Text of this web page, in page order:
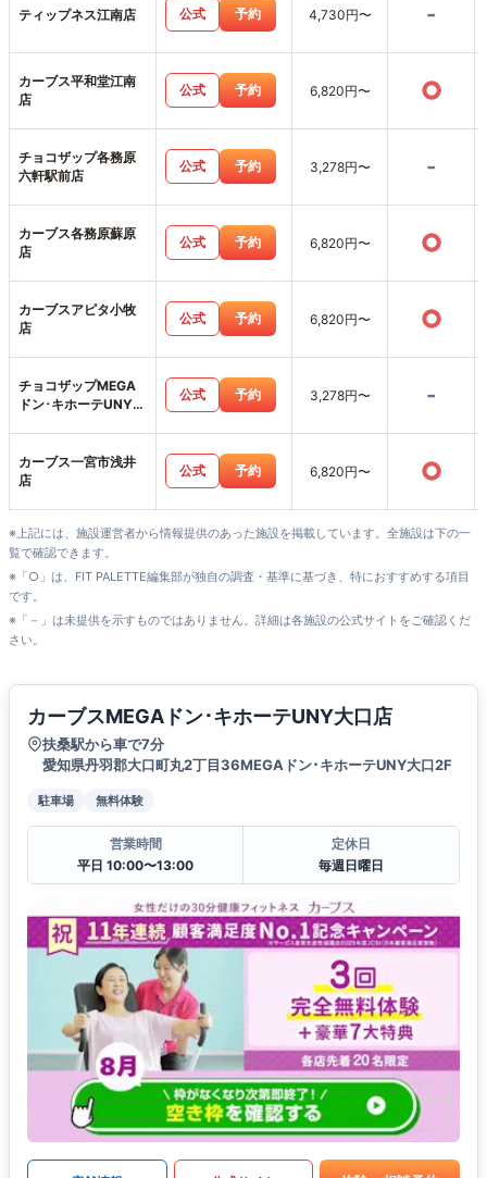
ティップネス江南店 公式 予約 4,730円〜 -
カーブス平和堂江南
店
公式 予約 6,820円〜 ○
チョコザップ各務原
六軒駅前店
公式 予約 3,278円〜 -
カーブス各務原蘇原
店
公式 予約 6,820円〜 ○
カーブスアピタ小牧
店
公式 予約 6,820円〜 ○
チョコザップMEGA
ドン･キホーテUNY小
公式 予約 3,278円〜 -
カーブス一宮市浅井
店
公式 予約 6,820円〜 ○
※上記には、施設運営者から情報提供のあった施設を掲載しています。全施設は下の一
覧で確認できます。
※「○」は、FIT PALETTE編集部が独自の調査・基準に基づき、特におすすめする項目
です。
※「－」は未提供を示すものではありません。詳細は各施設の公式サイトをご確認くだ
さい。
カーブスMEGAドン･キホーテUNY大口店
扶桑駅から車で7分
愛知県丹羽郡大口町丸2丁目36MEGAドン･キホーテUNY大口2F
駐車場 無料体験
営業時間
平日 10:00〜13:00
定休日
毎週日曜日